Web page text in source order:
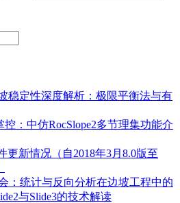
稳定性深度解析：极限平衡法与有
：中仿RocSlope2多节理集功能介
更新情况（自2018年3月8.0版至
：统计与反向分析在边坡工程中的
与Slide3的技术解读